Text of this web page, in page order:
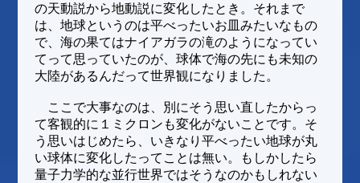
の天動説から地動説に変化したとき。それまで
は、地球というのは平べったいお皿みたいなもの
で、海の果てはナイアガラの滝のようになってい
てって思っていたのが、球体で海の先にも未知の
大陸があるんだって世界観になりました。
ここで大事なのは、別にそう思い直したからっ
て客観的に１ミクロンも変化がないことです。そ
う思いはじめたら、いきなり平べったい地球が丸
い球体に変化したってことは無い。もしかしたら
量子力学的な並行世界ではそうなのかもしれない